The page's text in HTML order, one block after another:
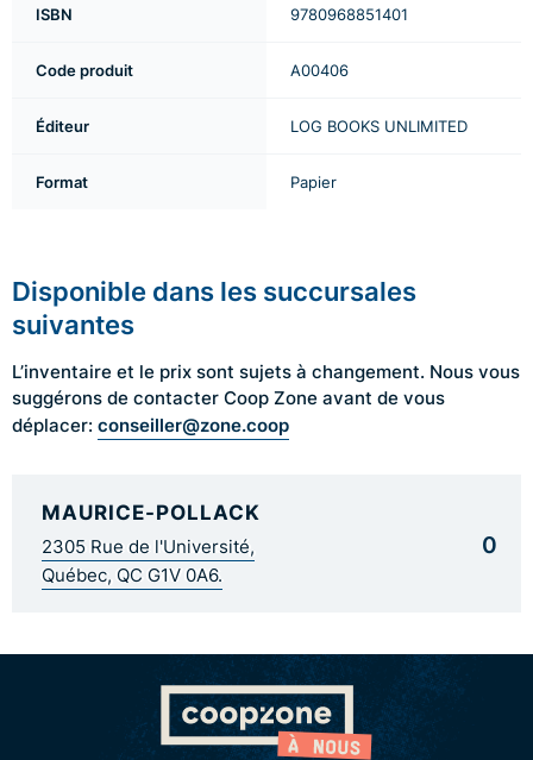
ISBN 9780968851401
Code produit A00406
Éditeur LOG BOOKS UNLIMITED
Format Papier
Disponible dans les succursales
suivantes
L’inventaire et le prix sont sujets à changement. Nous vous
suggérons de contacter Coop Zone avant de vous
déplacer: conseiller@zone.coop
MAURICE-POLLACK
2305 Rue de l'Université,
Québec, QC G1V 0A6.
0